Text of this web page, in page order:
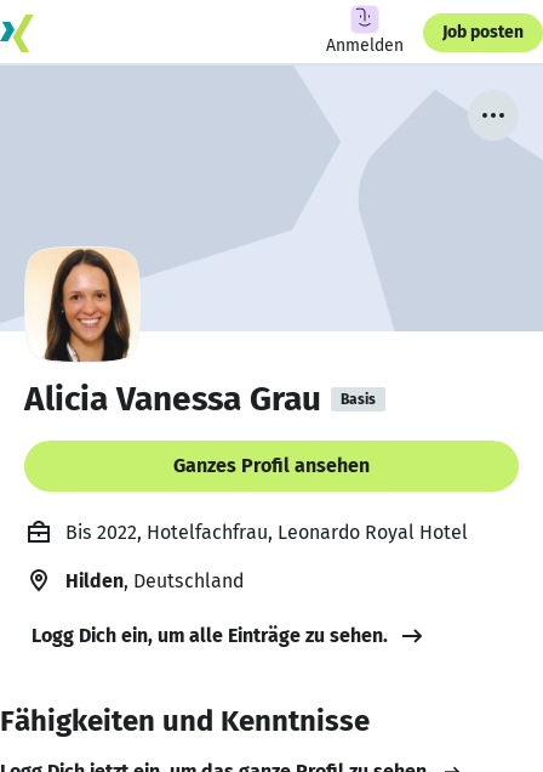
Anmelden
Job posten
Alicia Vanessa Grau Basis
Ganzes Profil ansehen
Bis 2022, Hotelfachfrau, Leonardo Royal Hotel
Hilden, Deutschland
Logg Dich ein, um alle Einträge zu sehen.
Fähigkeiten und Kenntnisse